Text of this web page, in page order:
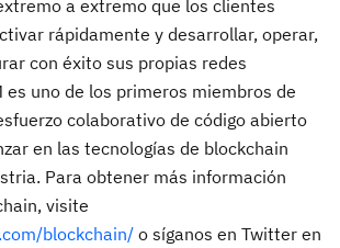
a extremo que los clientes
rápidamente y desarrollar, operar,
con éxito sus propias redes
es uno de los primeros miembros de
colaborativo de código abierto
en las tecnologías de blockchain
Para obtener más información
visite
blockchain/ o síganos en Twitter en